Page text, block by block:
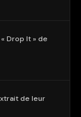
Drop It » de
de leur